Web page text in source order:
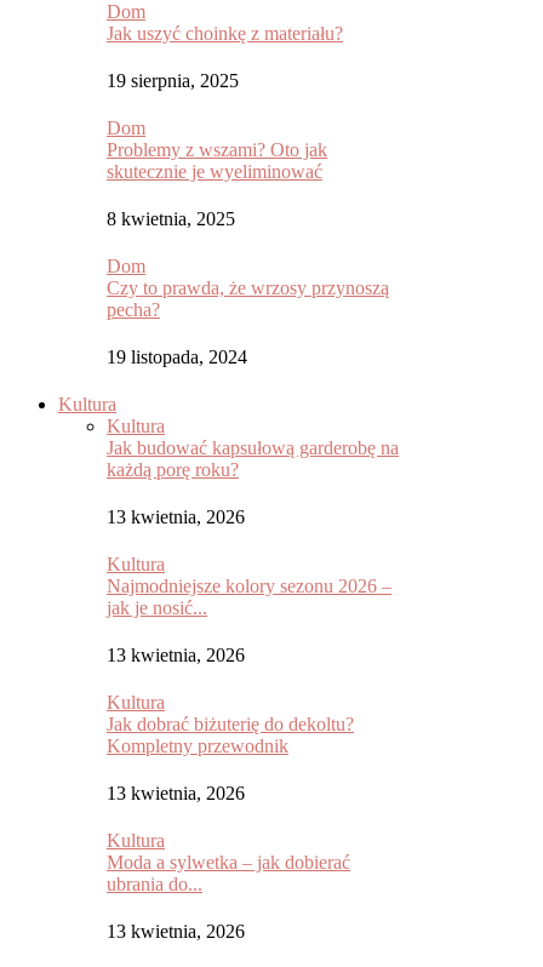
Dom
Jak uszyć choinkę z materiału?
19 sierpnia, 2025
Dom
Problemy z wszami? Oto jak
skutecznie je wyeliminować
8 kwietnia, 2025
Dom
Czy to prawda, że wrzosy przynoszą
pecha?
19 listopada, 2024
Kultura
Kultura
Jak budować kapsułową garderobę na
każdą porę roku?
13 kwietnia, 2026
Kultura
Najmodniejsze kolory sezonu 2026 –
jak je nosić...
13 kwietnia, 2026
Kultura
Jak dobrać biżuterię do dekoltu?
Kompletny przewodnik
13 kwietnia, 2026
Kultura
Moda a sylwetka – jak dobierać
ubrania do...
13 kwietnia, 2026